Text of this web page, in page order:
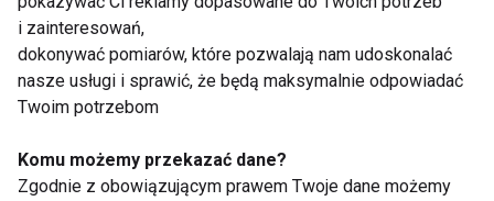
i zainteresowań,
dokonywać pomiarów, które pozwalają nam udoskonalać
nasze usługi i sprawić, że będą maksymalnie odpowiadać
Twoim potrzebom
Komu możemy przekazać dane?
Zgodnie z obowiązującym prawem Twoje dane możemy